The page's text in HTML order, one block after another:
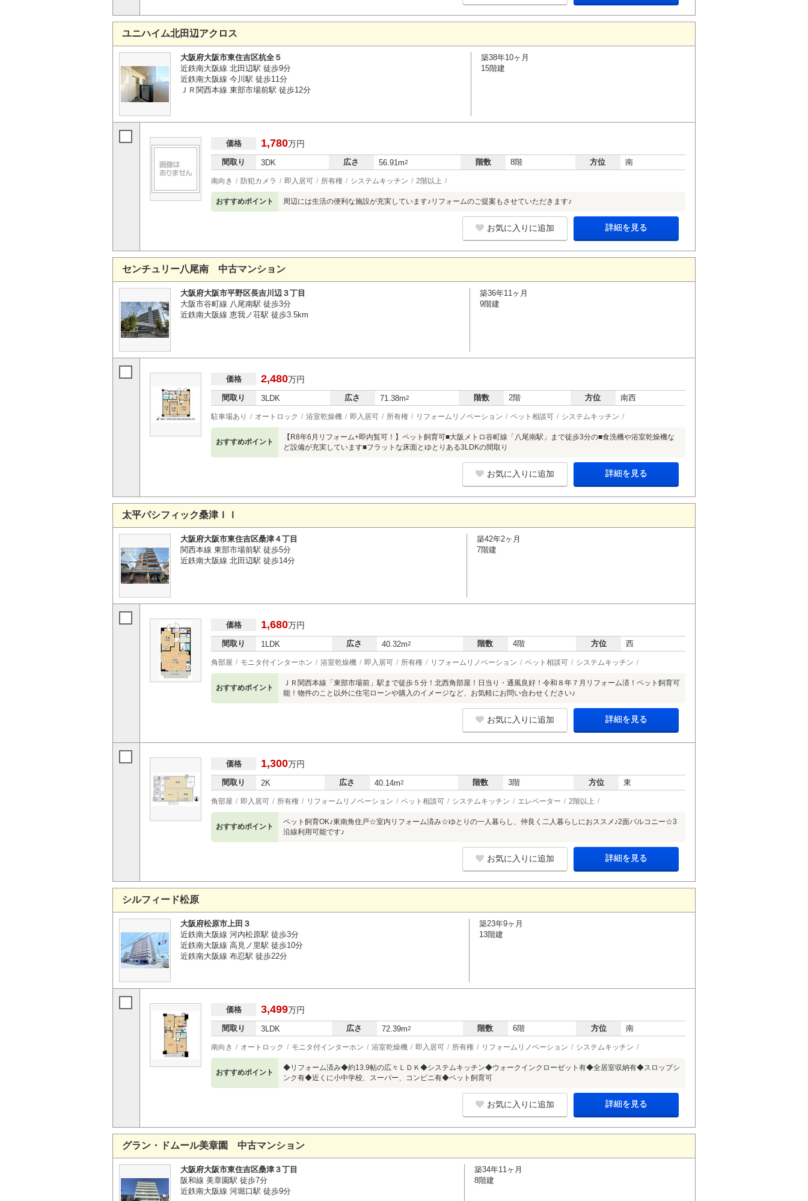
ユニハイム北田辺アクロス
大阪府大阪市東住吉区杭全５
近鉄南大阪線 北田辺駅 徒歩9分
近鉄南大阪線 今川駅 徒歩11分
ＪＲ関西本線 東部市場前駅 徒歩12分
築38年10ヶ月
15階建
価格 1,780万円
間取り 3DK 広さ 56.91m2 階数 8階 方位 南
南向き 防犯カメラ 即入居可 所有権 システムキッチン 2階以上
おすすめポイント 周辺には生活の便利な施設が充実しています♪リフォームのご提案もさせていただきます♪
お気に入りに追加 詳細を見る
センチュリー八尾南 中古マンション
大阪府大阪市平野区長吉川辺３丁目
大阪市谷町線 八尾南駅 徒歩3分
近鉄南大阪線 恵我ノ荘駅 徒歩3.5km
築36年11ヶ月
9階建
価格 2,480万円
間取り 3LDK 広さ 71.38m2 階数 2階 方位 南西
駐車場あり オートロック 浴室乾燥機 即入居可 所有権 リフォームリノベーション ペット相談可 システムキッチン
おすすめポイント
【R8年6月リフォーム+即内覧可！】ペット飼育可■大阪メトロ谷町線「八尾南駅」まで徒歩3分の■食洗機や浴室乾燥機な
ど設備が充実しています■フラットな床面とゆとりある3LDKの間取り
お気に入りに追加 詳細を見る
太平パシフィック桑津ＩＩ
大阪府大阪市東住吉区桑津４丁目
関西本線 東部市場前駅 徒歩5分
近鉄南大阪線 北田辺駅 徒歩14分
築42年2ヶ月
7階建
価格 1,680万円
間取り 1LDK 広さ 40.32m2 階数 4階 方位 西
角部屋 モニタ付インターホン 浴室乾燥機 即入居可 所有権 リフォームリノベーション ペット相談可 システムキッチン
おすすめポイント
ＪＲ関西本線「東部市場前」駅まで徒歩５分！北西角部屋！日当り・通風良好！令和８年７月リフォーム済！ペット飼育可
能！物件のこと以外に住宅ローンや購入のイメージなど、お気軽にお問い合わせください♪
お気に入りに追加 詳細を見る
価格 1,300万円
間取り 2K 広さ 40.14m2 階数 3階 方位 東
角部屋 即入居可 所有権 リフォームリノベーション ペット相談可 システムキッチン エレベーター 2階以上
おすすめポイント
ペット飼育OK♪東南角住戸☆室内リフォーム済み☆ゆとりの一人暮らし、仲良く二人暮らしにおススメ♪2面バルコニー☆3
沿線利用可能です♪
お気に入りに追加 詳細を見る
シルフィード松原
大阪府松原市上田３
近鉄南大阪線 河内松原駅 徒歩3分
近鉄南大阪線 高見ノ里駅 徒歩10分
近鉄南大阪線 布忍駅 徒歩22分
築23年9ヶ月
13階建
価格 3,499万円
間取り 3LDK 広さ 72.39m2 階数 6階 方位 南
南向き オートロック モニタ付インターホン 浴室乾燥機 即入居可 所有権 リフォームリノベーション システムキッチン
おすすめポイント
◆リフォーム済み◆約13.9帖の広々ＬＤＫ◆システムキッチン◆ウォークインクローゼット有◆全居室収納有◆スロップシ
ンク有◆近くに小中学校、スーパー、コンビニ有◆ペット飼育可
お気に入りに追加 詳細を見る
グラン・ドムール美章園 中古マンション
大阪府大阪市東住吉区桑津３丁目
阪和線 美章園駅 徒歩7分
近鉄南大阪線 河堀口駅 徒歩9分
築34年11ヶ月
8階建